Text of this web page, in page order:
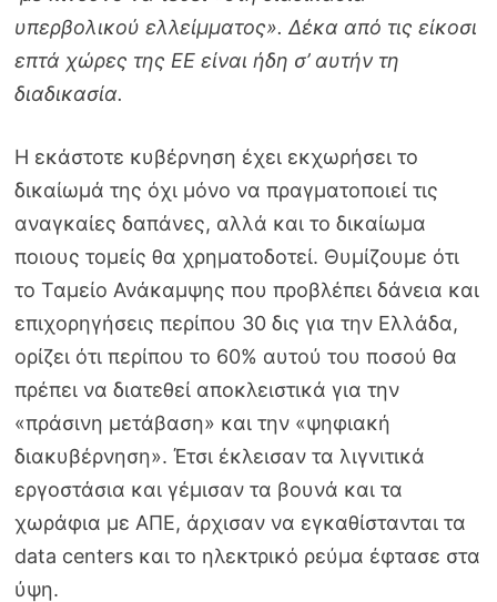
υπερβολικού ελλείμματος». Δέκα από τις είκοσι
επτά χώρες της ΕΕ είναι ήδη σ’ αυτήν τη
διαδικασία.
Η εκάστοτε κυβέρνηση έχει εκχωρήσει το
δικαίωμά της όχι μόνο να πραγματοποιεί τις
αναγκαίες δαπάνες, αλλά και το δικαίωμα
ποιους τομείς θα χρηματοδοτεί. Θυμίζουμε ότι
το Ταμείο Ανάκαμψης που προβλέπει δάνεια και
επιχορηγήσεις περίπου 30 δις για την Ελλάδα,
ορίζει ότι περίπου το 60% αυτού του ποσού θα
πρέπει να διατεθεί αποκλειστικά για την
«πράσινη μετάβαση» και την «ψηφιακή
διακυβέρνηση». Έτσι έκλεισαν τα λιγνιτικά
εργοστάσια και γέμισαν τα βουνά και τα
χωράφια με ΑΠΕ, άρχισαν να εγκαθίστανται τα
data centers και το ηλεκτρικό ρεύμα έφτασε στα
ύψη.